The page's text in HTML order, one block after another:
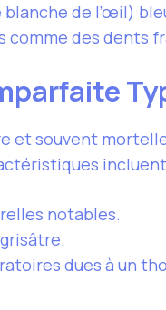
de l’œil)
comme des dents
et souvent
notables.
dues à un